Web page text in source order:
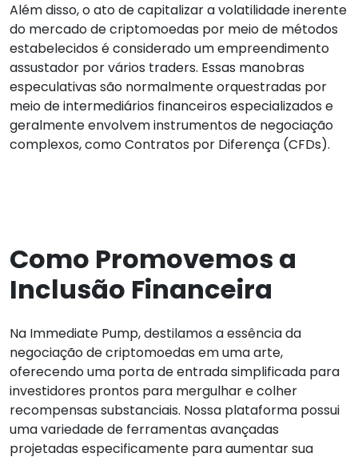
Além disso, o ato de capitalizar a volatilidade inerente
do mercado de criptomoedas por meio de métodos
estabelecidos é considerado um empreendimento
assustador por vários traders. Essas manobras
especulativas são normalmente orquestradas por
meio de intermediários financeiros especializados e
geralmente envolvem instrumentos de negociação
complexos, como Contratos por Diferença (CFDs).
Como Promovemos a
Inclusão Financeira
Na Immediate Pump, destilamos a essência da
negociação de criptomoedas em uma arte,
oferecendo uma porta de entrada simplificada para
investidores prontos para mergulhar e colher
recompensas substanciais. Nossa plataforma possui
uma variedade de ferramentas avançadas
projetadas especificamente para aumentar sua